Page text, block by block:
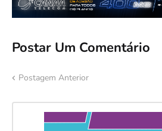
Postar Um Comentário
Postagem Anterior